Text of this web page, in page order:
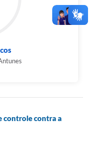
controle contra a